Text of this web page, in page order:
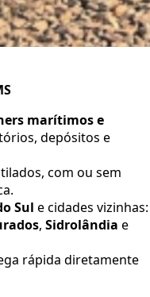
marítimos e
depósitos e
com ou sem
Sul e cidades vizinhas:
, Sidrolândia e
rápida diretamente